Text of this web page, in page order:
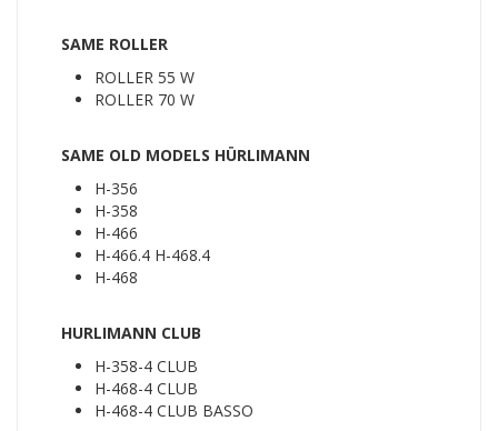
SAME ROLLER
ROLLER 55 W
ROLLER 70 W
SAME OLD MODELS HÜRLIMANN
H-356
H-358
H-466
H-466.4 H-468.4
H-468
HURLIMANN CLUB
H-358-4 CLUB
H-468-4 CLUB
H-468-4 CLUB BASSO